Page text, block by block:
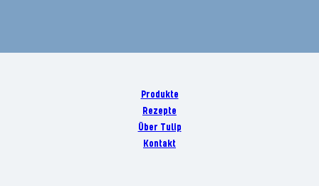
Produkte
Rezepte
Über Tulip
Kontakt